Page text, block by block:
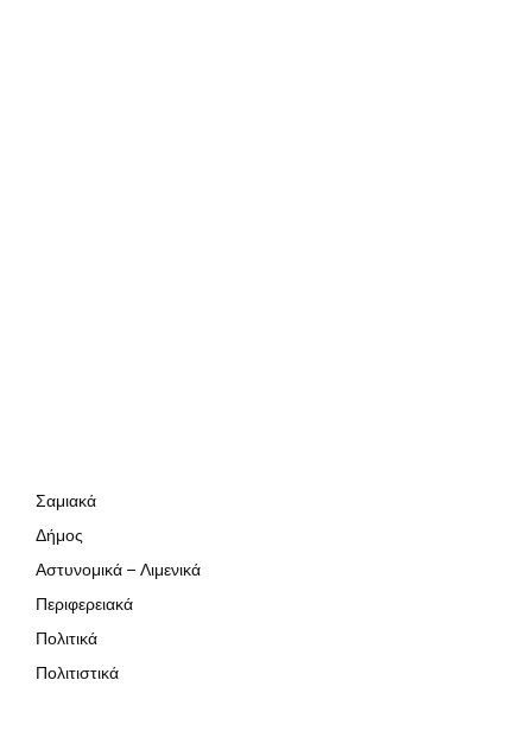
Σαμιακά
Δήμος
Αστυνομικά – Λιμενικά
Περιφερειακά
Πολιτικά
Πολιτιστικά